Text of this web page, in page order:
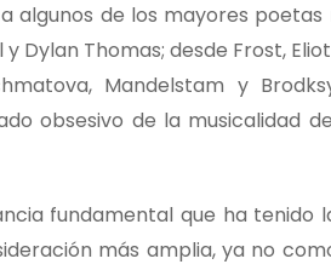
algunos de los mayores poetas
Dylan Thomas; desde Frost,
Mandelstam y
obsesivo de la musicalidad
fundamental que ha tenido
más amplia, ya no